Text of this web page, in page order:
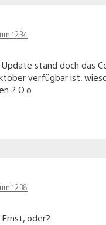
12:34
stand doch das
verfügbar ist,
? O.o
12:38
oder?